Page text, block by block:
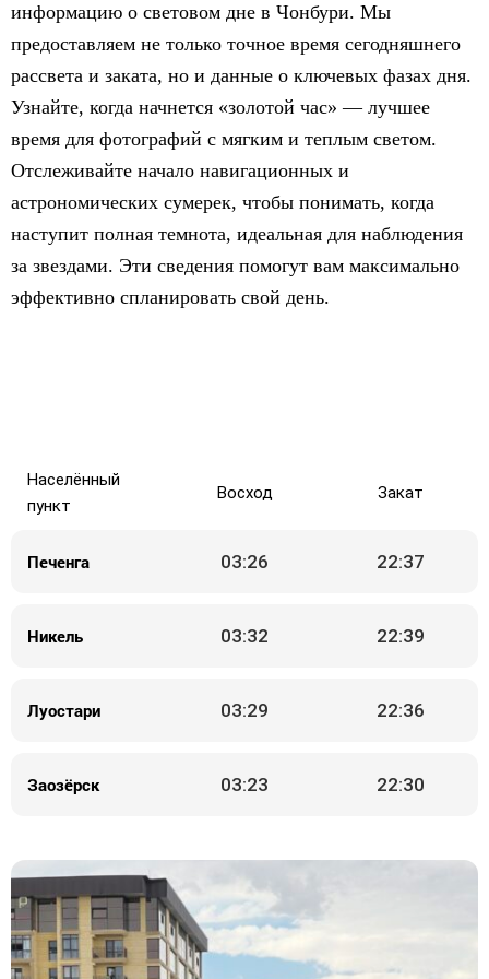
информацию о световом дне в Чонбури. Мы
предоставляем не только точное время сегодняшнего
рассвета и заката, но и данные о ключевых фазах дня.
Узнайте, когда начнется «золотой час» — лучшее
время для фотографий с мягким и теплым светом.
Отслеживайте начало навигационных и
астрономических сумерек, чтобы понимать, когда
наступит полная темнота, идеальная для наблюдения
за звездами. Эти сведения помогут вам максимально
эффективно спланировать свой день.
Населённый
пункт
Восход Закат
Печенга 03:26 22:37
Никель 03:32 22:39
Луостари 03:29 22:36
Заозёрск 03:23 22:30